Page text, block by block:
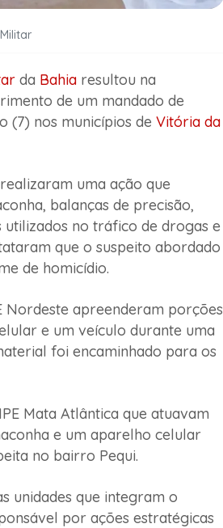
da Bahiaresultou na
de um mandado de
(7) nos municípios de Vitória da
uma ação que
balanças de precisão,
no tráfico de drogas e
que o suspeito abordado
de homicídio.
Nordeste apreenderam porções
e um veículo durante uma
foi encaminhado para os
Mata Atlântica que atuavam
e um aparelho celular
no bairro Pequi.
unidades que integram o
por ações estratégicas